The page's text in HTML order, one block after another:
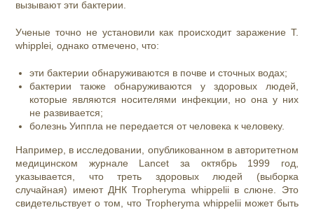
вызывают эти бактерии.
Ученые точно не установили как происходит заражение T.
whipplei однако отмечено, что:
эти бактерии обнаруживаются в почве и сточных водах;
бактерии также обнаруживаются у здоровых людей,
которые являются носителями инфекции, но она у них
не развивается;
болезнь Уиппла не передается от человека к человеку.
Например, в исследовании, опубликованном в авторитетном
медицинском журнале Lancet за октябрь 1999 год,
указывается, что треть здоровых людей (выборка
случайная) имеют ДНК Tropheryma whippelii в слюне. Это
свидетельствует о том, что Tropheryma whippelii может быть